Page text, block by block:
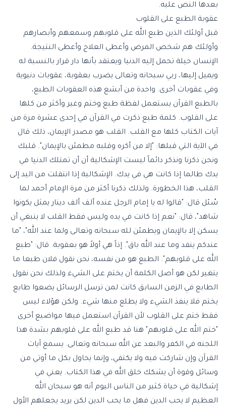
بعدها النص عليه.
عقوبة الطبع على القلوب
قبل أولئك الذين طبع الله على قلوبهم وسمعهم وأبصارهم
وأولئك هم شخص المرض وأعطى العلاج وأعطى النتيجة.
الإنسان حيلة تحمل إليه الدنيا ويعتقد بأنها دار قرار بالنسبة له
ويميل إليها، ربي سبحانه وتعالى يضرب بعقوبة، عقوبات دنيوية
وفي عقوبات أخرى. واحدة من أبشع هذه العقوبات الطبع،
بالطبع القرآن يستعمل لفظة طبع وختم وغير وأكثر من كلها
على القلوب. كلمة طبع ذكرت في القرآن في إحدى عشرة مرة من
آيات الكتاب كلها مع القلب. القلب هو مصدر الإيمان، ذلك قال
في الآية التي قبلها: "إلا من أكره وقلبه مطمئن بالإيمان". قلبك
ونحن ذكرنا ونذكر دائماً ليست الإشكالية أن أن تمتلك الدنيا في
يدك طالما إذا كانت هي في يدك. الإشكالية إذا انتقلت من اليد إلى
القلب، هذا الخطورة. ولذلك ذكرنا أكثر من مرة الإمام أحمد لما
سُئل قال: "قالوا له يا إمام الرجل عنده ألف ألف دينار يمثل يكونوا
شاهد"، قال: "نعم إذا كانت في يده وليس فقط القلب لا ينبغي أن
يسكن إلا بالإيمان ويطمئن لله سبحانه وتعالى ولما عند الله"، "ما
عندكم ينفد وما عند الله باق". إذاً هي أولاً هو بعقوبة. قال: "طبع
الله على قلوبهم". الطبع هو من نفسه، نحن نقول فلان طبعا ما
يتغير لكن هو أصل الكلمة أن يختم على الشيء ولذلك نحن نقول
الطابع في الزمن السابق كانت لمن ترسل الرسائل يضعوا طابع
يختم فلا ينفذ الشيء ولا يطلع منها شيء. ولكن هؤلاء ليس
فقط ختم على القلوب لأن القرآن استعمل فيها مواضيع أخرى
"ختم الله على قلوبهم" هنا قد طبع الله على قلوبهم بشدة هذا
اللجنه في الكفر والبعد عن الله سبحانه وتعالى. يسمع آيات
القرآن وإن شاركت فيه ولا يكتفي، وإنما يحاول بكل ما أوتي من
وسائل وقوة أن يشكك خلق الله في هذا الكتاب. يعني في
إشكالية في حياة كثير من الناس اليوم أنه هو سبحان الله
العظيم لا يحب الدين فهل ما يحب الدين لكن يريد يجعلهم الأول